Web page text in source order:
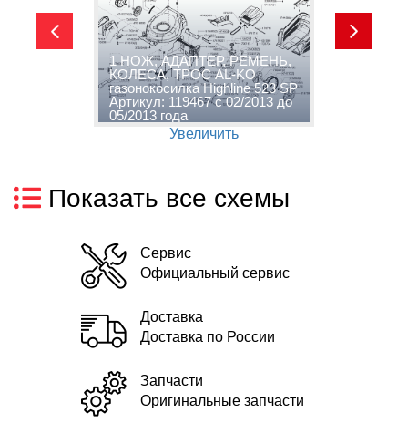
1 НОЖ, АДАПТЕР, РЕМЕНЬ,
КОЛЕСА, ТРОС AL-KO
газонокосилка Highline 523 SP
Артикул: 119467 с 02/2013 до
05/2013 года
Увеличить
Показать все схемы
Сервис
Официальный сервис
Доставка
Доставка по России
Запчасти
Оригинальные запчасти